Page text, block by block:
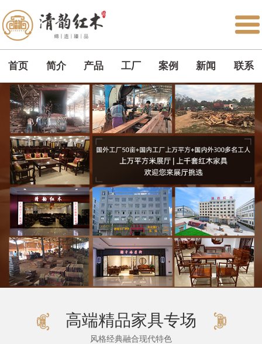
首页 简介 产品 工厂 案例 新闻 联系
高端精品家具专场
风格经典融合现代特色